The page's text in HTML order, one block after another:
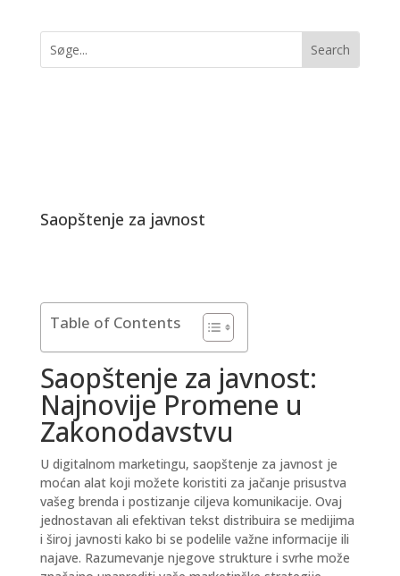
Saopštenje za javnost
Table of Contents
Saopštenje za javnost:
Najnovije Promene u
Zakonodavstvu
U digitalnom marketingu, saopštenje za javnostje
moćan alat koji možete koristiti za jačanje prisustva
vašeg brenda i postizanje ciljeva komunikacije. Ovaj
jednostavan ali efektivan tekst distribuira se medijima
i široj javnosti kako bi se podelile važne informacije ili
najave. Razumevanje njegove strukture i svrhe može